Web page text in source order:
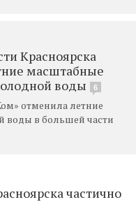
Красноярска
масштабные
воды
6
отменила летние
воды в большей части
частично